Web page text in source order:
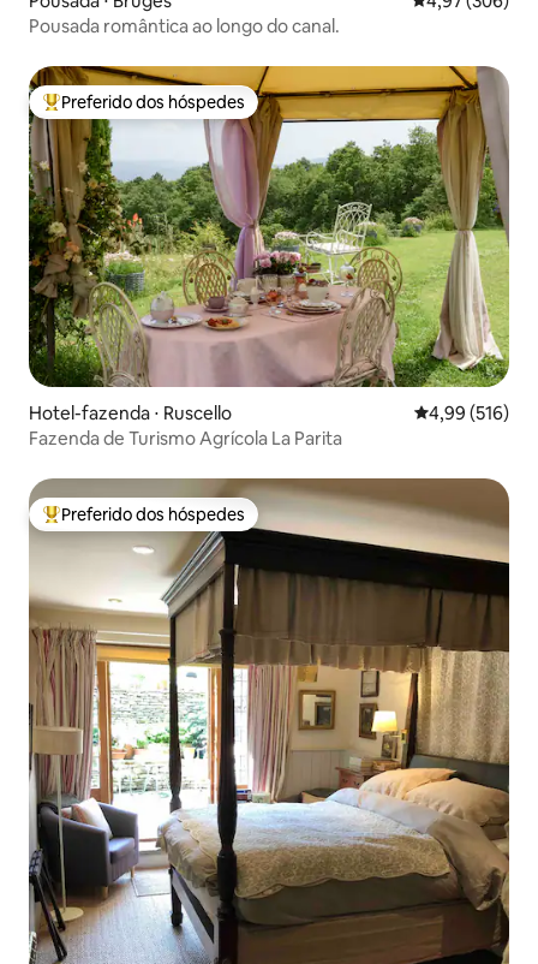
Pousada romântica ao longo do canal.
Entre os melhores preferidos dos hóspedes
Preferido dos hóspedes
Hotel-fazenda ⋅ Ruscello 4,99 de uma
4,99 (516)
Fazenda de Turismo Agrícola La Parita
Entre os melhores preferidos dos hóspedes
Preferido dos hóspedes